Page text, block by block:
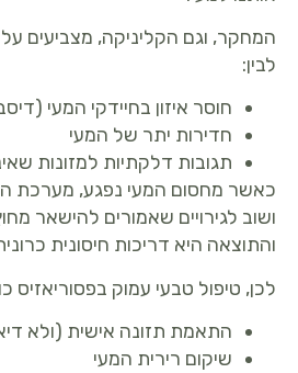
המחקר, וגם הקליניקה, מצביעים על
לבין:
חוסר איזון בחיידקי המעי
חדירות יתר של המעי
תגובות דלקתיות למזונות
כאשר מחסום המעי נפגע, מערכת
ושוב לגירויים שאמורים להישאר
והתוצאה היא דריכות חיסונית
לכן, טיפול טבעי עמוק בפסוריאזיס
התאמת תזונה אישית (ולא
שיקום רירית המעי